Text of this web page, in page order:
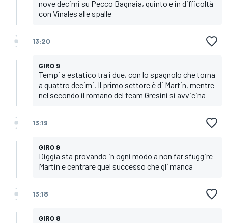
nove decimi su Pecco Bagnaia, quinto e in difficoltà
con Vinales alle spalle
13:20
GIRO 9
Tempi a estatico tra i due, con lo spagnolo che torna
a quattro decimi. Il primo settore è di Martin, mentre
nel secondo il romano del team Gresini si avvicina
13:19
GIRO 9
Diggia sta provando in ogni modo a non far sfuggire
Martin e centrare quel successo che gli manca
13:18
GIRO 8